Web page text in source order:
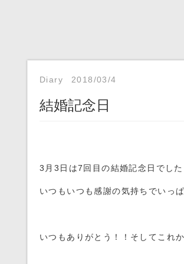
Diary 2018/03/4
結婚記念日
3月3日は7回目の結婚記念日でし
いつもいつも感謝の気持ちでいっ
いつもありがとう！！そしてこれ